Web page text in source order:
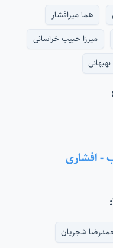
هما میرافشار
میرزا حبیب خراسانی
شجریان